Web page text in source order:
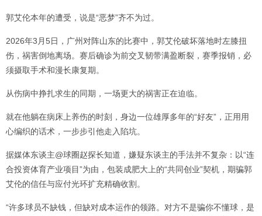
郭艾伦本年的遭受，说是“恶梦”齐不为过。
2026年3月5日，广州对阵山东的比赛中，郭艾伦破坏落地时左膝扭
伤，祸害倒地离场。赛后确诊为前交叉韧带满盈断裂，赛季报销，必
须摄取手术和漫长康复期。
从伤病中挣扎求生的同期，一场更大的祸害正在迫临。
就在他躺在病床上养伤的时刻，身边一位雄厚多年的“好友”，正用用
心编织的话术，一步步引他走入陷坑。
据媒体东谈主@球圈赵探长知道，嫌疑东谈主的手法并不复杂：以“连
合投资体育产业项目”为由，包装成肥大上的“共同创业”契机，期骗郭
艾伦的信任与应付光环扩充精确收割。
“许多球员不缺钱，但缺对成本运作的领路。对方不是骗你不懂球，是